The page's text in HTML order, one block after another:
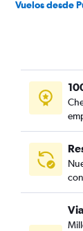
Vuelos desde